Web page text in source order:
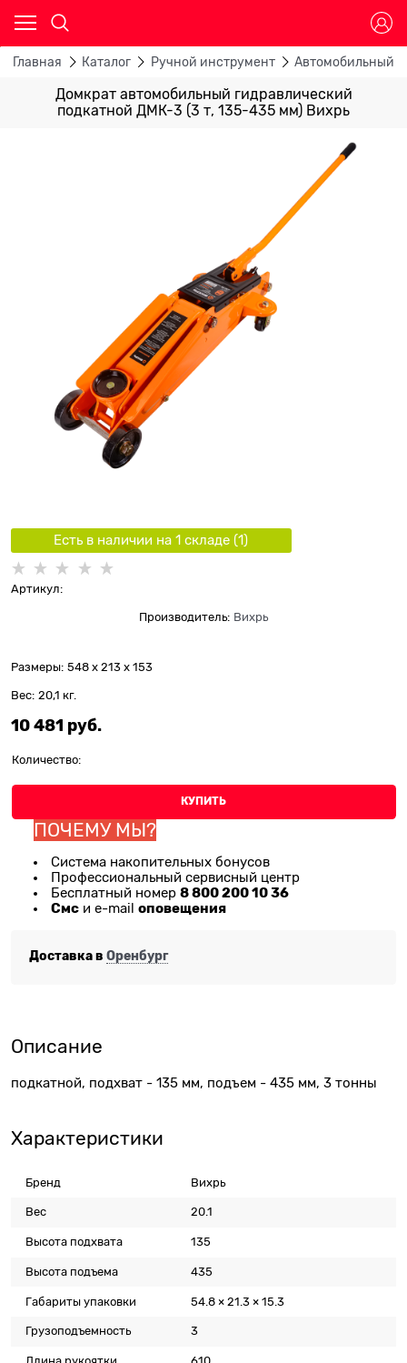
Главная Каталог Ручной инструмент Автомобильный
Домкрат автомобильный гидравлический
подкатной ДМК-3 (3 т, 135-435 мм) Вихрь
Есть в наличии на 1 складe (1)
Артикул:
Производитель: Вихрь
Размеры: 548 x 213 x 153
Вес: 20,1 кг.
10 481 руб.
Количество:
КУПИТЬ
ПОЧЕМУ МЫ?
Система накопительных бонусов
Профессиональный сервисный центр
Бесплатный номер 8 800 200 10 36
Смс и e-mail оповещения
Доставка в Оренбург
Описание
подкатной, подхват - 135 мм, подъем - 435 мм, 3 тонны
Характеристики
Бренд Вихрь
Вес 20.1
Высота подхвата 135
Высота подъема 435
Габариты упаковки 54.8 × 21.3 × 15.3
Грузоподъемность 3